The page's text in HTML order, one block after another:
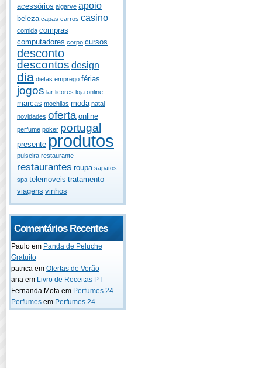
acessórios algarve apoio
beleza capas carros casino
comida compras
computadores corpo cursos
desconto
descontos design
dia dietas emprego férias
jogos lar licores loja online
marcas mochilas moda natal
novidades oferta online
perfume poker portugal
presente produtos
pulseira restaurante
restaurantes roupa sapatos
spa telemoveis tratamento
viagens vinhos
Comentários Recentes
Paulo em Panda de Peluche
Gratuito
patrica em Ofertas de Verão
ana em Livro de Receitas PT
Fernanda Mota em Perfumes 24
Perfumes em Perfumes 24